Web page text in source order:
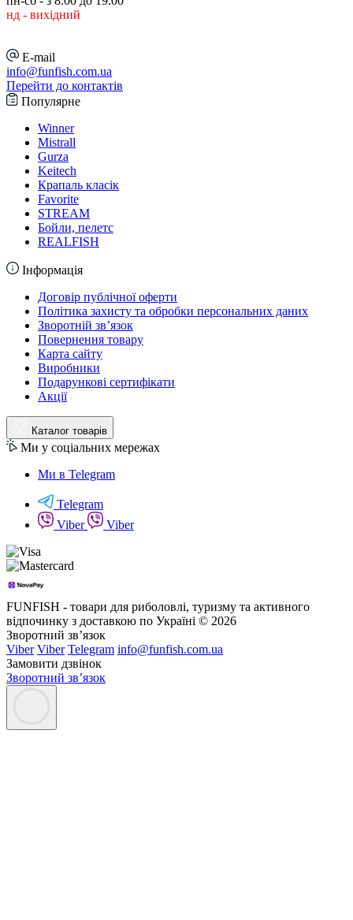
нд - вихідний
E-mail
info@funfish.com.ua
Перейти до контактів
Популярне
Winner
Mistrall
Gurza
Keitech
Крапаль класік
Favorite
STREAM
Бойли, пелетс
REALFISH
Інформація
Договір публічної оферти
Політика захисту та обробки персональних даних
Зворотній зв’язок
Повернення товару
Карта сайту
Виробники
Подарункові сертифікати
Акції
Каталог товарів
Ми у соціальних мережах
Ми в Telegram
Telegram
Viber
Viber
FUNFISH - товари для риболовлі, туризму та активного
відпочинку з доставкою по Україні © 2026
Зворотний зв’язок
Viber Viber Telegram info@funfish.com.ua
Замовити дзвінок
Зворотний зв’язок